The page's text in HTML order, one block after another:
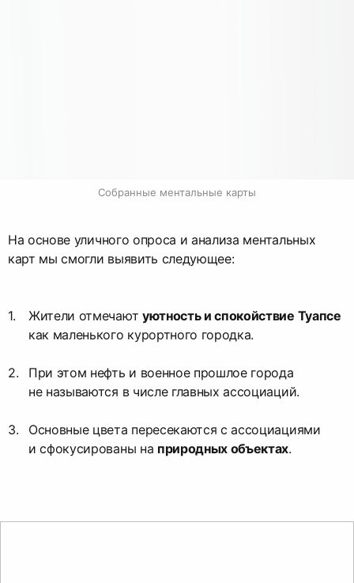
Собранные ментальные карты
На основе уличного опроса и анализа ментальных
карт мы смогли выявить следующее:
Жители отмечают уютность и спокойствие Туапсе
как маленького курортного городка.
При этом нефть и военное прошлое города
не называются в числе главных ассоциаций.
Основные цвета пересекаются с ассоциациями
и сфокусированы на природных объектах.